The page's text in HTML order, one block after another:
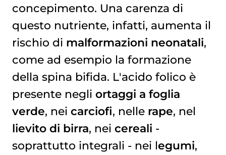
concepimento. Una carenza di
questo nutriente, infatti, aumenta il
rischio di malformazioni neonatali,
come ad esempio la formazione
della spina bifida. L'acido folico è
presente negli ortaggi a foglia
verde, nei carciofi, nelle rape, nel
lievito di birra, nei cereali -
soprattutto integrali - nei legumi,